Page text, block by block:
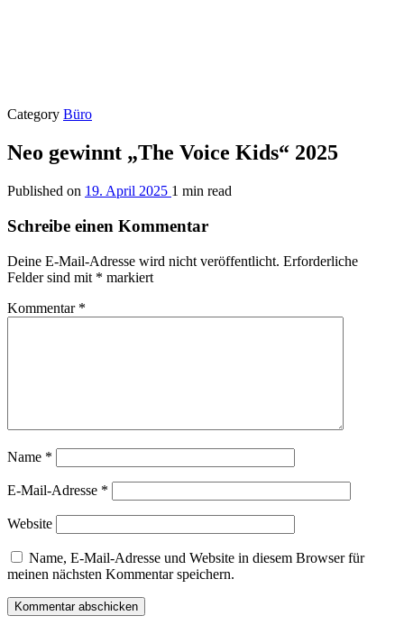
Category Büro
Neo gewinnt „The Voice Kids“ 2025
Published on 19. April 2025 1 min read
Schreibe einen Kommentar
Deine E-Mail-Adresse wird nicht veröffentlicht. Erforderliche
Felder sind mit * markiert
Kommentar *
Name *
E-Mail-Adresse *
Website
Name, E-Mail-Adresse und Website in diesem Browser für
meinen nächsten Kommentar speichern.